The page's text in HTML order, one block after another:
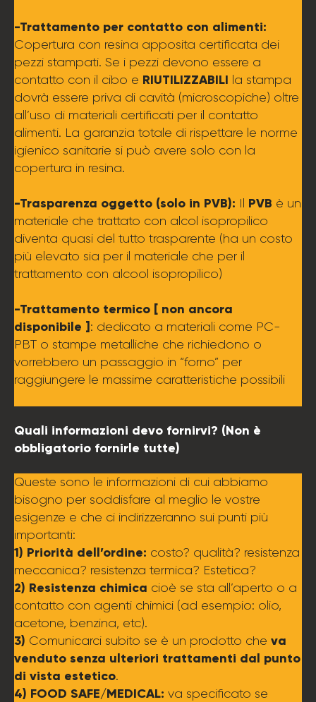
-Trattamento per contatto con alimenti:
Copertura con resina apposita certificata dei
pezzi stampati. Se i pezzi devono essere a
contatto con il cibo e RIUTILIZZABILI la stampa
dovrà essere priva di cavità (microscopiche) oltre
all’uso di materiali certificati per il contatto
alimenti. La garanzia totale di rispettare le norme
igienico sanitarie si può avere solo con la
copertura in resina.
-Trasparenza oggetto (solo in PVB): Il PVB è un
materiale che trattato con alcol isopropilico
diventa quasi del tutto trasparente (ha un costo
più elevato sia per il materiale che per il
trattamento con alcool isopropilico)
-Trattamento termico [ non ancora
disponibile ]: dedicato a materiali come PC-
PBT o stampe metalliche che richiedono o
vorrebbero un passaggio in “forno” per
raggiungere le massime caratteristiche possibili
Quali informazioni devo fornirvi? (Non è
obbligatorio fornirle tutte)
Queste sono le informazioni di cui abbiamo
bisogno per soddisfare al meglio le vostre
esigenze e che ci indirizzeranno sui punti più
importanti:
1) Priorità dell’ordine: costo? qualità? resistenza
meccanica? resistenza termica? Estetica?
2) Resistenza chimica cioè se sta all’aperto o a
contatto con agenti chimici (ad esempio: olio,
acetone, benzina, etc).
3) Comunicarci subito se è un prodotto che va
venduto senza ulteriori trattamenti dal punto
di vista estetico.
4) FOOD SAFE/MEDICAL: va specificato se